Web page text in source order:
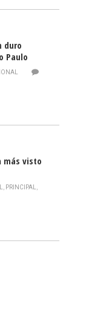
duro
Paulo
más visto
, PRINCIPAL,